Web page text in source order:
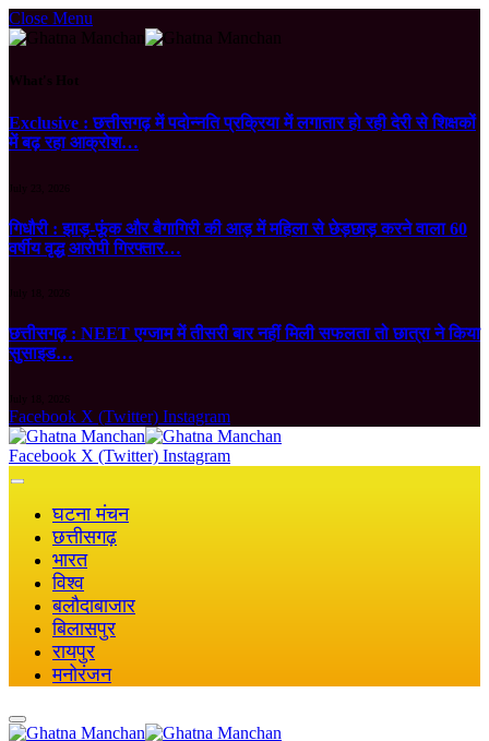
Close Menu
What's Hot
Exclusive : छत्तीसगढ़ में पदोन्नति प्रक्रिया में लगातार हो रही देरी से शिक्षकों
में बढ़ रहा आक्रोश…
July 23, 2026
गिधौरी : झाड़-फूंक और बैगागिरी की आड़ में महिला से छेड़छाड़ करने वाला 60
वर्षीय वृद्ध आरोपी गिरफ्तार…
July 18, 2026
छत्तीसगढ़ : NEET एग्जाम में तीसरी बार नहीं मिली सफलता तो छात्रा ने किया
सुसाइड…
July 18, 2026
Facebook X (Twitter) Instagram
Facebook X (Twitter) Instagram
घटना मंचन
छत्तीसगढ़
भारत
विश्व
बलौदाबाजार
बिलासपुर
रायपुर
मनोरंजन